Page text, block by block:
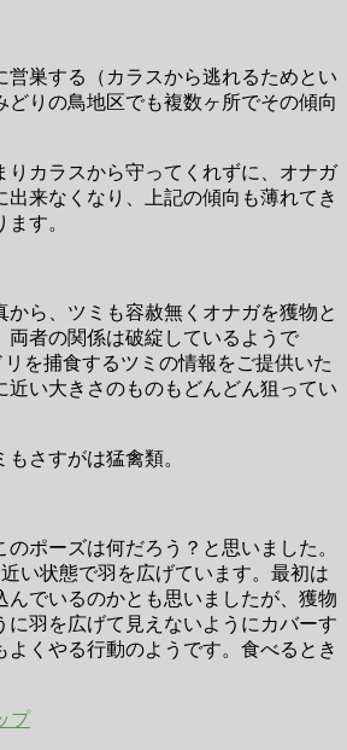
営巣する（カラスから逃れるためとい
どりの鳥地区でも複数ヶ所でその傾向
りカラスから守ってくれずに、オナガ
出来なくなり、上記の傾向も薄れてき
す。
から、ツミも容赦無くオナガを獲物と
両者の関係は破綻しているようで
を捕食するツミの情報をご提供いた
近い大きさのものもどんどん狙ってい
さすがは猛禽類。
ポーズは何だろう？と思いました。
い状態で羽を広げています。最初は
んでいるのかとも思いましたが、獲物
に羽を広げて見えないようにカバーす
よくやる行動のようです。食べるとき